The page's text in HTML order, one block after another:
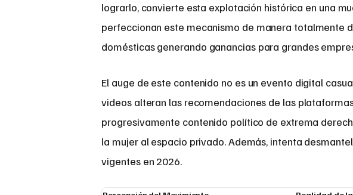
lograrlo, convierte esta explotación histórica en una
perfeccionan este mecanismo de manera totalmente
domésticas generando ganancias para grandes
El auge de este contenido no es un evento digital
videos alteran las recomendaciones de las
progresivamente contenido político de extrema
la mujer al espacio privado. Además, intenta
vigentes en 2026.